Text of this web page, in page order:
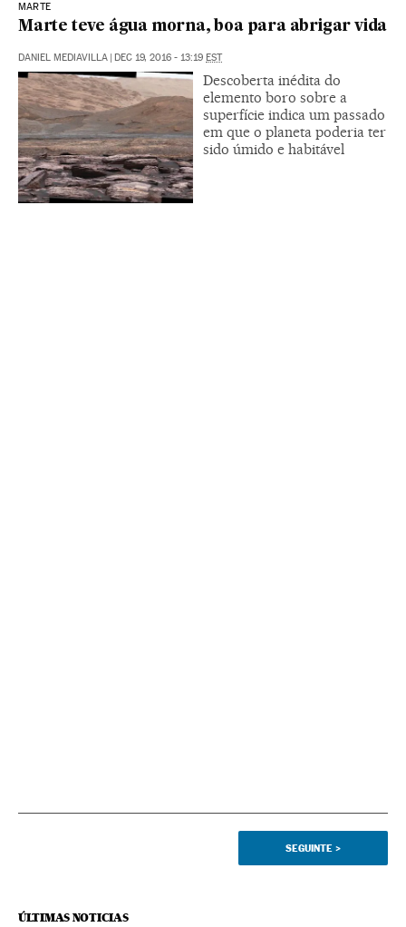
MARTE
Marte teve água morna, boa para abrigar vida
DANIEL MEDIAVILLA DEC 19, 2016 - 13:19 EST
Descoberta inédita do
elemento boro sobre a
superfície indica um passado
em que o planeta poderia ter
sido úmido e habitável
SEGUINTE >
ÚLTIMAS NOTICIAS